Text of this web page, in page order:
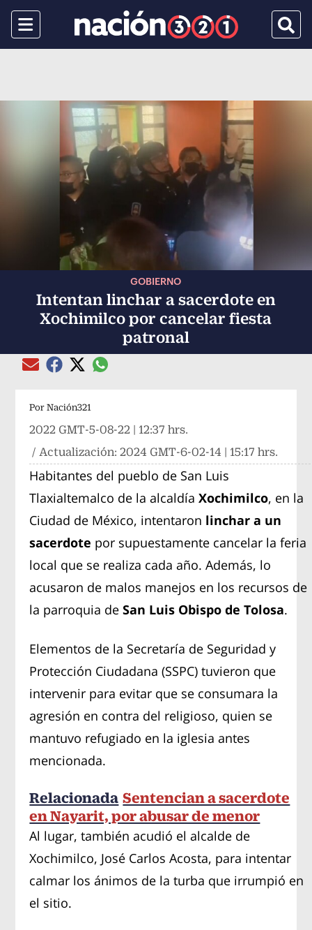
Menu
GOBIERNO
Intentan linchar a sacerdote en
Xochimilco por cancelar fiesta
patronal
Compartir el artículo actual mediante Email
Compartir el artículo actual mediante Facebook
Compartir el artículo actual mediante Twitter
Compartir el artículo actual mediante
Por Nación321
2022 GMT-5-08-22 | 12:37 hrs.
/ Actualización:2024 GMT-6-02-14 | 15:17 hrs.
Habitantes del pueblo de San Luis
Tlaxialtemalco de la alcaldía Xochimilco, en la
Ciudad de México, intentaron linchar a un
sacerdote por supuestamente cancelar la feria
local que se realiza cada año. Además, lo
acusaron de malos manejos en los recursos de
la parroquia de San Luis Obispo de Tolosa.
Elementos de la Secretaría de Seguridad y
Protección Ciudadana (SSPC) tuvieron que
intervenir para evitar que se consumara la
agresión en contra del religioso, quien se
mantuvo refugiado en la iglesia antes
mencionada.
Relacionada Sentencian a sacerdote
en Nayarit, por abusar de menor
Al lugar, también acudió el alcalde de
Xochimilco, José Carlos Acosta, para intentar
calmar los ánimos de la turba que irrumpió en
el sitio.